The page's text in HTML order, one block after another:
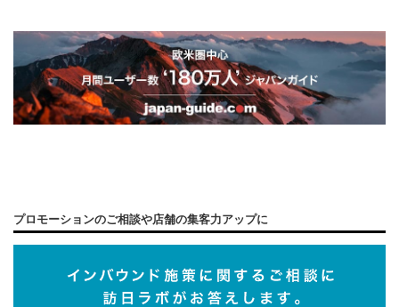
プロモーションのご相談や店舗の集客力アップに